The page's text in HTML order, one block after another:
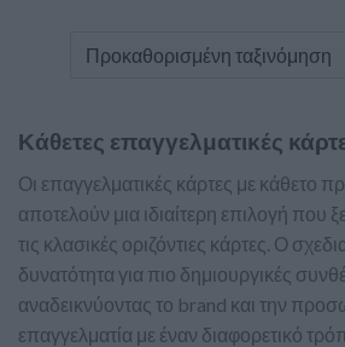
Κάθετες επαγγελματικές
Οι επαγγελματικές κάρτες με κάθετο
αποτελούν μια ιδιαίτερη επιλογή που
τις κλασικές οριζόντιες κάρτες. Ο
δυνατότητα για πιο δημιουργικές
αναδεικνύοντας το brand και την
επαγγελματία με έναν διαφορετικό